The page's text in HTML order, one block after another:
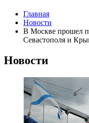
Главная
Новости
В Москве прошел
Севастополя и
Новости